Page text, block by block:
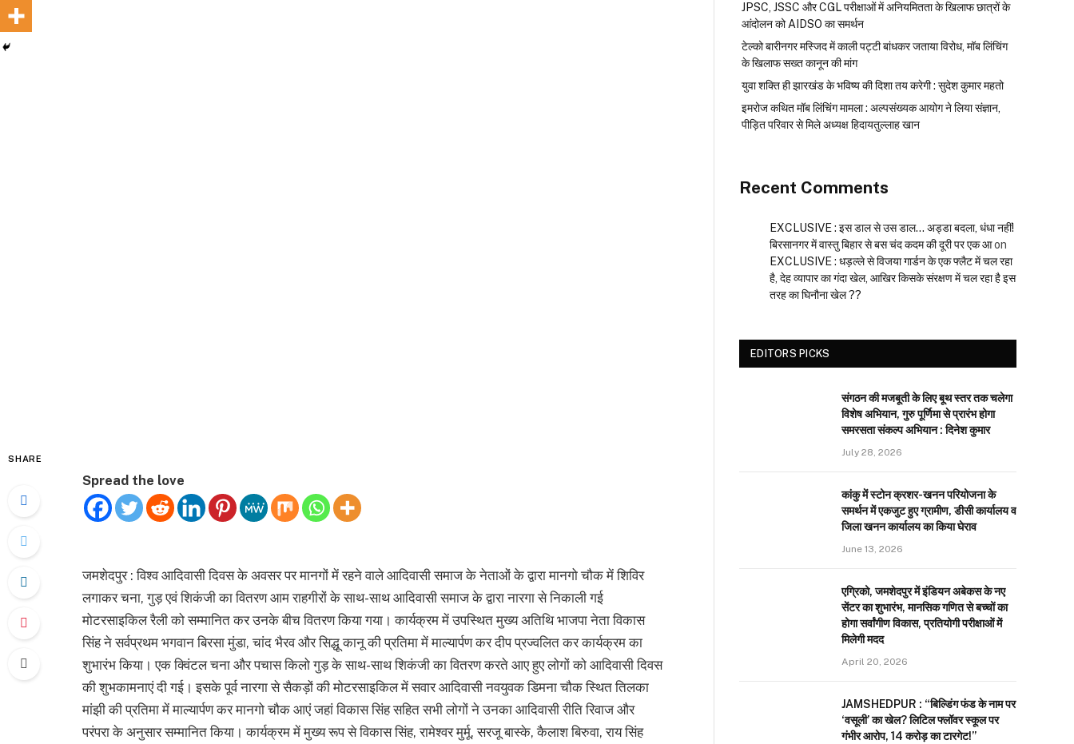
SHARE
Spread the love
जमशेदपुर : विश्व आदिवासी दिवस के अवसर पर मानगों में रहने वाले आदिवासी समाज के नेताओं के द्वारा मानगो चौक में शिविर
लगाकर चना, गुड़ एवं शिकंजी का वितरण आम राहगीरों के साथ-साथ आदिवासी समाज के द्वारा नारगा से निकाली गई
मोटरसाइकिल रैली को सम्मानित कर उनके बीच वितरण किया गया। कार्यक्रम में उपस्थित मुख्य अतिथि भाजपा नेता विकास
सिंह ने सर्वप्रथम भगवान बिरसा मुंडा, चांद भैरव और सिद्धू कानू की प्रतिमा में माल्यार्पण कर दीप प्रज्वलित कर कार्यक्रम का
शुभारंभ किया। एक क्विंटल चना और पचास किलो गुड़ के साथ-साथ शिकंजी का वितरण करते आए हुए लोगों को आदिवासी दिवस
की शुभकामनाएं दी गई। इसके पूर्व नारगा से सैकड़ों की मोटरसाइकिल में सवार आदिवासी नवयुवक डिमना चौक स्थित तिलका
मांझी की प्रतिमा में माल्यार्पण कर मानगो चौक आएं जहां विकास सिंह सहित सभी लोगों ने उनका आदिवासी रीति रिवाज और
परंपरा के अनुसार सम्मानित किया। कार्यक्रम में मुख्य रूप से विकास सिंह, रामेश्वर मुर्मू, सरजू बास्के, कैलाश बिरुवा, राय सिंह
JPSC, JSSC और CGL परीक्षाओं में अनियमितता के खिलाफ छात्रों के
आंदोलन को AIDSO का समर्थन
टेल्को बारीनगर मस्जिद में काली पट्टी बांधकर जताया विरोध, मॉब लिंचिंग
के खिलाफ सख्त कानून की मांग
युवा शक्ति ही झारखंड के भविष्य की दिशा तय करेगी : सुदेश कुमार महतो
इमरोज कथित मॉब लिंचिंग मामला : अल्पसंख्यक आयोग ने लिया संज्ञान,
पीड़ित परिवार से मिले अध्यक्ष हिदायतुल्लाह खान
Recent Comments
EXCLUSIVE : इस डाल से उस डाल… अड्डा बदला, धंधा नहीं!
बिरसानगर में वास्तु बिहार से बस चंद कदम की दूरी पर एक आon
EXCLUSIVE : धड़ल्ले से विजया गार्डन के एक फ्लैट में चल रहा
है, देह व्यापार का गंदा खेल, आखिर किसके संरक्षण में चल रहा है इस
तरह का घिनौना खेल ??
EDITORS PICKS
संगठन की मजबूती के लिए बूथ स्तर तक चलेगा
विशेष अभियान, गुरु पूर्णिमा से प्रारंभ होगा
समरसता संकल्प अभियान : दिनेश कुमार
July 28, 2026
कांकु में स्टोन क्रशर-खनन परियोजना के
समर्थन में एकजुट हुए ग्रामीण, डीसी कार्यालय व
जिला खनन कार्यालय का किया घेराव
June 13, 2026
एग्रिको, जमशेदपुर में इंडियन अबेकस के नए
सेंटर का शुभारंभ, मानसिक गणित से बच्चों का
होगा सर्वांगीण विकास, प्रतियोगी परीक्षाओं में
मिलेगी मदद
April 20, 2026
JAMSHEDPUR : “बिल्डिंग फंड के नाम पर
‘वसूली’ का खेल? लिटिल फ्लॉवर स्कूल पर
गंभीर आरोप, 14 करोड़ का टारगेट!”